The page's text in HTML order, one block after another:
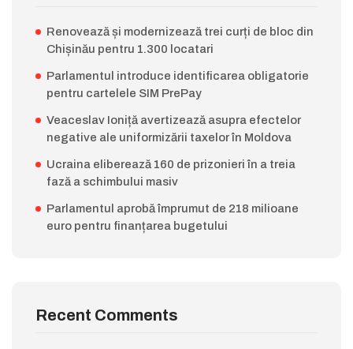
Renovează și modernizează trei curți de bloc din
Chișinău pentru 1.300 locatari
Parlamentul introduce identificarea obligatorie
pentru cartelele SIM PrePay
Veaceslav Ioniță avertizează asupra efectelor
negative ale uniformizării taxelor în Moldova
Ucraina eliberează 160 de prizonieri în a treia
fază a schimbului masiv
Parlamentul aprobă împrumut de 218 milioane
euro pentru finanțarea bugetului
Recent Comments